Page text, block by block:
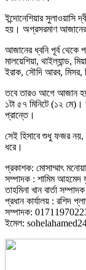
ইন্দোনেশিয়ার
হয়। অগ্রসরমাণ আজানের
আজানের ধ্বনি পূর্ব থেকে
মালয়েশিয়া, থাইল্যান্ড,
ইরাক, সৌদি আরব, মিসর,
তবে তারও আগে আজান হয়
১টা ৫৭ মিনিটে (১২
প্রান্তে।
সেই হিসাবে শুধু ফজর নয়,
ধরে।
প্রকাশক: মোসাম্মাৎ
সম্পাদক : শামিম আহমেদ
তাহমিনা খান বার্তা
প্রধান কার্যালয় : রশিদ
সম্পাদক:
ইমেল: